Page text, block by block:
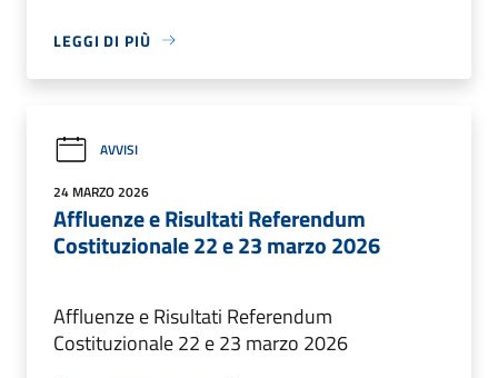
LEGGI DI PIÙ
AVVISI
24 MARZO 2026
Affluenze e Risultati Referendum
Costituzionale 22 e 23 marzo 2026
Affluenze e Risultati Referendum
Costituzionale 22 e 23 marzo 2026